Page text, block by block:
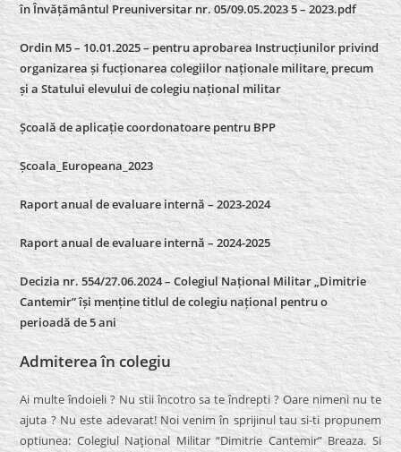
în Învățământul Preuniversitar nr. 05/09.05.2023 5 – 2023.pdf
Ordin M5 – 10.01.2025 – pentru aprobarea Instrucțiunilor privind
organizarea și fucționarea colegiilor naționale militare, precum
și a Statului elevului de colegiu național militar
Școală de aplicație coordonatoare pentru BPP
Școala_Europeana_2023
Raport anual de evaluare internă – 2023-2024
Raport anual de evaluare internă –2024-2025
Decizia nr. 554/27.06.2024 – Colegiul Național Militar „Dimitrie
Cantemir” își menține titlul de colegiu național pentru o
perioadă de 5 ani
Admiterea în colegiu
Ai multe îndoieli ? Nu stii încotro sa te îndrepti ? Oare nimeni nu te
ajuta ? Nu este adevarat! Noi venim în sprijinul tau si-ti propunem
optiunea: Colegiul Naţional Militar “Dimitrie Cantemir” Breaza. Si